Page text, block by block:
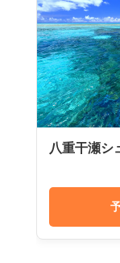
八重干瀬シ